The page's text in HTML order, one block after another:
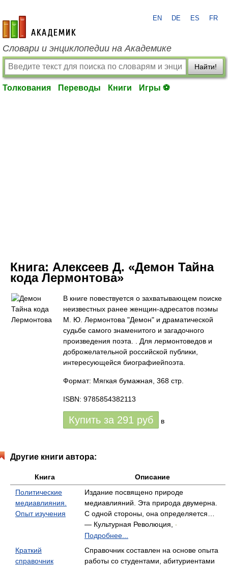
academic.ru
EN DE ES FR
Словари и энциклопедии на Академике
Найти!
Толкования Переводы Книги Игры ⚽
Книга: Алексеев Д. «Демон Тайна
кода Лермонтова»
В книге повествуется о захватывающем поиске
неизвестных ранее женщин-адресатов поэмы
М. Ю. Лермонтова "Демон" и драматической
судьбе самого знаменитого и загадочного
произведения поэта. . Для лермонтоведов и
доброжелательной российской публики,
интересующейся биографиейпоэта.
Формат: Мягкая бумажная, 368 стр.
ISBN: 9785854382113
Купить за 291 руб в
Другие книги автора:
Книга
Описание
Политические
медиавлияния.
Опыт изучения
Издание посвящено природе
медиавлияний. Эта природа двумерна.
С одной стороны, она определяется…
— Культурная Революция,
-
Подробнее...
Краткий
справочник
Справочник составлен на основе опыта
работы со студентами, абитуриентами